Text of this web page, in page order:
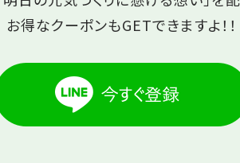
お得なクーポンもGETできますよ！！